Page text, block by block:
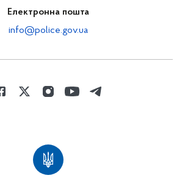
Електронна пошта
info@police.gov.ua